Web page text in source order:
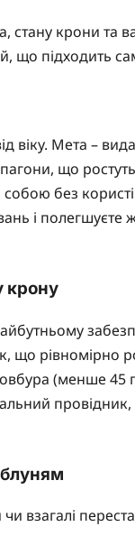
стану крони та
що підходить
віку. Мета –
що
без
і полегшуєте
крону
що рівномірно
(менше 45
взагалі